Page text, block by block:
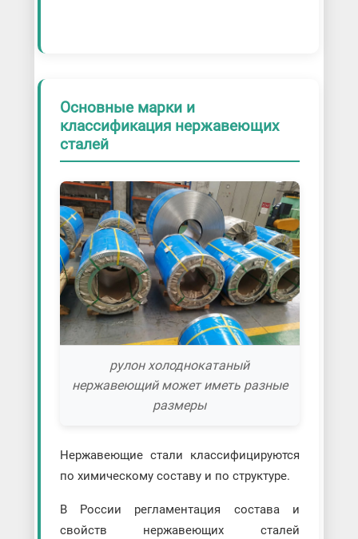
Основные марки и
классификация нержавеющих
сталей
рулон холоднокатаный
нержавеющий может иметь разные
размеры
Нержавеющие стали классифицируются
по химическому составу и по структуре.
В России регламентация состава и
свойств нержавеющих сталей